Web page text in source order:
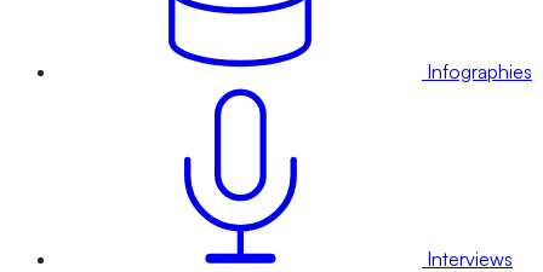
Infographies
Interviews